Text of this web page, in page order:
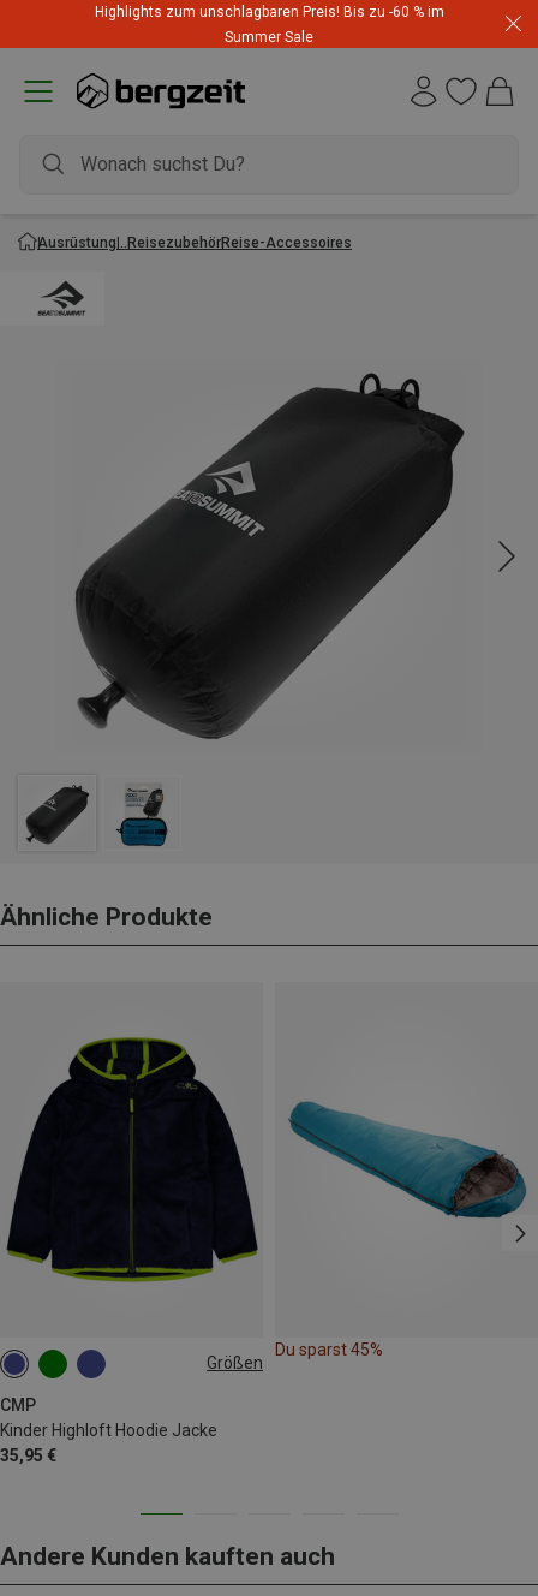
Highlights zum unschlagbaren Preis! Bis zu -60 % im
Summer Sale
Ausrüstung ReisezubehörReise-Accessoires
Ähnliche Produkte
Größen
CMP
Kinder Highloft Hoodie Jacke
35,95 €
98 104
Du sparst 45%
Andere Kunden kauften auch